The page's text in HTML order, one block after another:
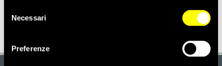
dei cookie attivi sul sito clicca
delNecessari
Preferenze